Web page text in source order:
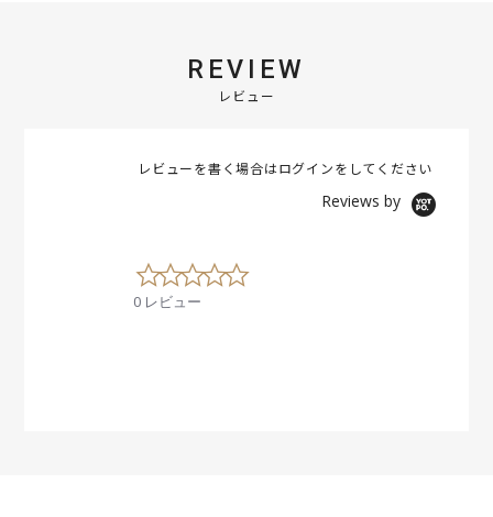
REVIEW
レビュー
レビューを書く場合はログイン をしてください
Reviews by
0
.
0 レビュー